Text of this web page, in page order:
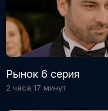
Рынок 6 серия
2 часа 17 минут